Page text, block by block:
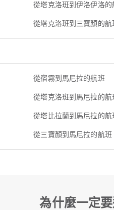
從塔克洛班到伊洛伊洛的
從塔克洛班到三寶顏的航
從宿霧到馬尼拉的航班
從塔克洛班到馬尼拉的航
從塔比拉蘭到馬尼拉的航
從三寶顏到馬尼拉的航班
為什麼一定